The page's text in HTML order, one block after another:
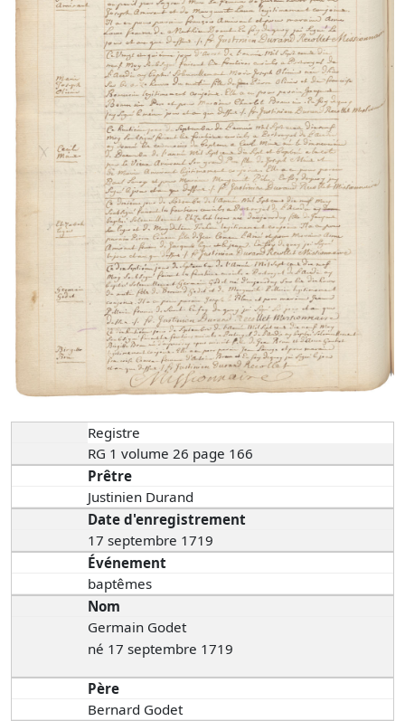
Registre
RG 1 volume 26 page 166
Prêtre
Justinien Durand
Date d'enregistrement
17 septembre 1719
Événement
baptêmes
Nom
Germain Godet
né 17 septembre 1719
Père
Bernard Godet